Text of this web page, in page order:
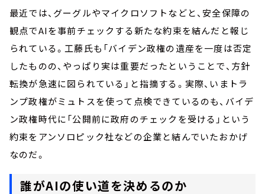
最近では、グーグルやマイクロソフトなどと、安全保障の
観点でAIを事前チェックする新たな約束を結んだと報じ
られている。工藤氏も「バイデン政権の遺産を一度は否定
したものの、やっぱり実は重要だったということで、方針
転換が急速に図られている」と指摘する。実際、いまトラ
ンプ政権がミュトスを使って点検できているのも、バイデ
ン政権時代に「公開前に政府のチェックを受ける」という
約束をアンソロピック社などの企業と結んでいたおかげ
なのだ。
誰がAIの使い道を決めるのか